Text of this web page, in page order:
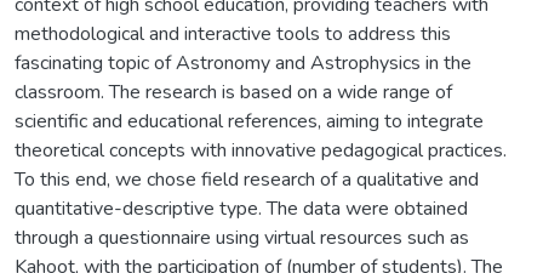
methodological and interactive tools to address this
fascinating topic of Astronomy and Astrophysics in the
classroom. The research is based on a wide range of
scientific and educational references, aiming to integrate
theoretical concepts with innovative pedagogical practices.
To this end, we chose field research of a qualitative and
quantitative-descriptive type. The data were obtained
through a questionnaire using virtual resources such as
Kahoot, with the participation of (number of students). The